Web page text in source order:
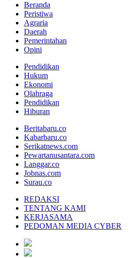
Beranda
Peristiwa
Agraria
Daerah
Pemerintahan
Opini
Pendidikan
Hukum
Ekonomi
Olahraga
Pendidikan
Hiburan
Beritabaru.co
Kabarbaru.co
Serikatnews.com
Pewartanusantara.com
Langgar.co
Jobnas.com
Surau.co
REDAKSI
TENTANG KAMI
KERJASAMA
PEDOMAN MEDIA CYBER